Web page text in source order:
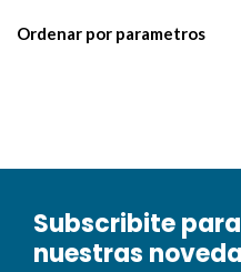
Ordenar por parametros
Subscribite
nuestras